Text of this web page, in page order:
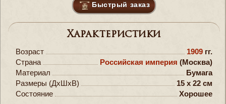
Быстрый заказ
Характеристики
Возраст 1909 гг.
Страна
Российская империя (Москва)
Материал
Бумага
Размеры (ДxШxВ)
15 x 22 см
Состояние
Хорошее